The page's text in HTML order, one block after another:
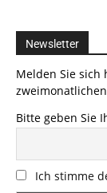
Newsletter
Melden Sie sich
Bitte geben Sie
Ich stimme